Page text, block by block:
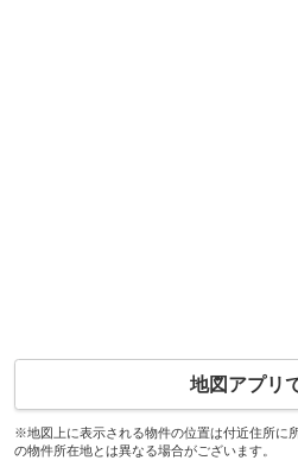
地図アプリ
※地図上に表示される物件の位置は付近住所に
の物件所在地とは異なる場合がございます。